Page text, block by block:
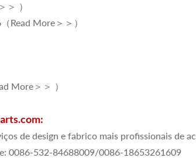
＞ ）
Read More＞＞ ）
More＞＞ ）
de design e fabrico mais profissionais de
0086-532-84688009/0086-18653261609